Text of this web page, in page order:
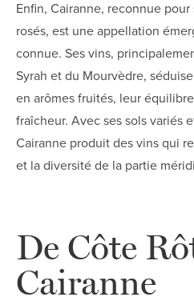
Enfin, Cairanne, reconnue
rosés, est une appellation
connue. Ses vins,
Syrah et du Mourvèdre,
en arômes fruités, leur
fraîcheur. Avec ses sols variés
Cairanne produit des vins qui
et la diversité de la partie
De Côte
Cairanne